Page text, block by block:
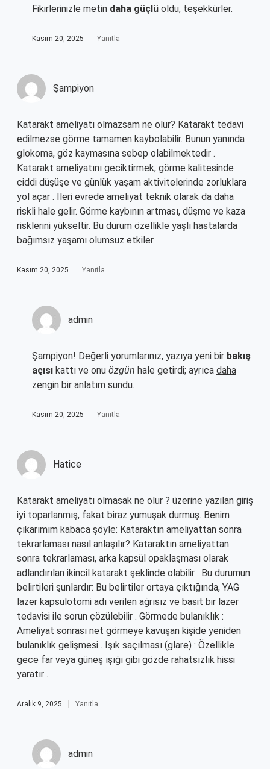
Fikirlerinizle metin daha güçlü oldu, teşekkürler.
Kasım 20, 2025 Yanıtla
Şampiyon
Katarakt ameliyatı olmazsam ne olur? Katarakt tedavi
edilmezse görme tamamen kaybolabilir. Bunun yanında
glokoma, göz kaymasına sebep olabilmektedir .
Katarakt ameliyatını geciktirmek, görme kalitesinde
ciddi düşüşe ve günlük yaşam aktivitelerinde zorluklara
yol açar . İleri evrede ameliyat teknik olarak da daha
riskli hale gelir. Görme kaybının artması, düşme ve kaza
risklerini yükseltir. Bu durum özellikle yaşlı hastalarda
bağımsız yaşamı olumsuz etkiler.
Kasım 20, 2025 Yanıtla
admin
Şampiyon! Değerli yorumlarınız, yazıya yeni bir bakış
açısı kattı ve onu özgün hale getirdi; ayrıca daha
zengin bir anlatım sundu.
Kasım 20, 2025 Yanıtla
Hatice
Katarakt ameliyatı olmasak ne olur ? üzerine yazılan giriş
iyi toparlanmış, fakat biraz yumuşak durmuş. Benim
çıkarımım kabaca şöyle: Kataraktın ameliyattan sonra
tekrarlaması nasıl anlaşılır? Kataraktın ameliyattan
sonra tekrarlaması, arka kapsül opaklaşması olarak
adlandırılan ikincil katarakt şeklinde olabilir . Bu durumun
belirtileri şunlardır: Bu belirtiler ortaya çıktığında, YAG
lazer kapsülotomi adı verilen ağrısız ve basit bir lazer
tedavisi ile sorun çözülebilir . Görmede bulanıklık :
Ameliyat sonrası net görmeye kavuşan kişide yeniden
bulanıklık gelişmesi . Işık saçılması (glare) : Özellikle
gece far veya güneş ışığı gibi gözde rahatsızlık hissi
yaratır .
Aralık 9, 2025 Yanıtla
admin